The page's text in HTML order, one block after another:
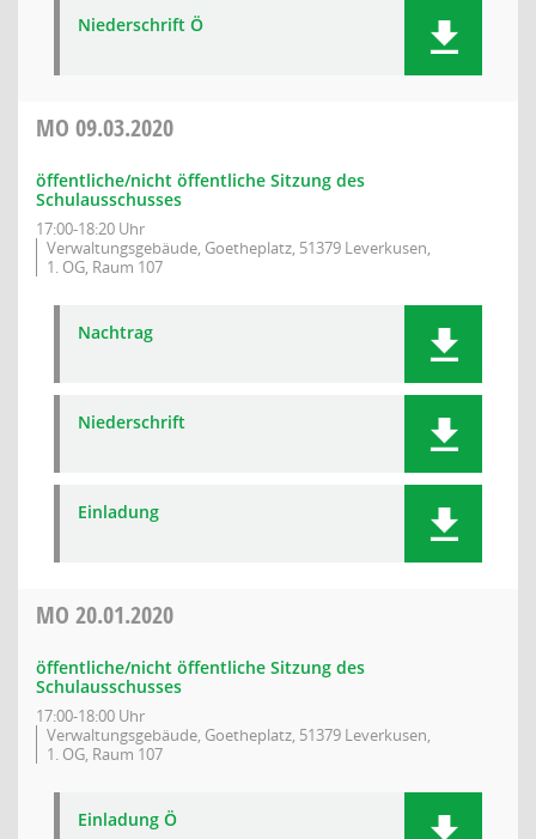
Niederschrift Ö
MO 09.03.2020
öffentliche/nicht öffentliche Sitzung des
Schulausschusses
17:00-18:20 Uhr
Verwaltungsgebäude, Goetheplatz, 51379 Leverkusen,
1. OG, Raum 107
Nachtrag
Niederschrift
Einladung
MO 20.01.2020
öffentliche/nicht öffentliche Sitzung des
Schulausschusses
17:00-18:00 Uhr
Verwaltungsgebäude, Goetheplatz, 51379 Leverkusen,
1. OG, Raum 107
Einladung Ö